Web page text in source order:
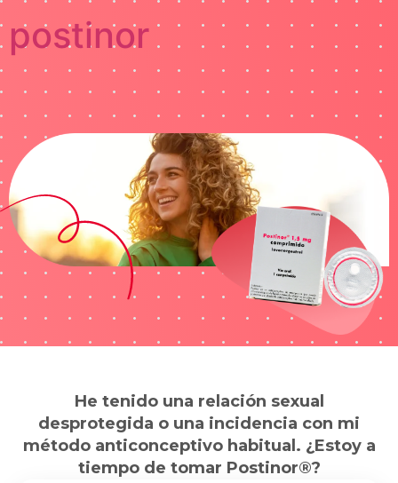
postinor
He tenido una relación sexual
desprotegida o una incidencia con mi
método anticonceptivo habitual. ¿Estoy a
tiempo de tomar Postinor®?